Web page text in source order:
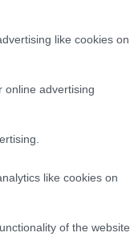
like cookies on
online advertising
like cookies on
of the website
σημεία
στο όμορφο